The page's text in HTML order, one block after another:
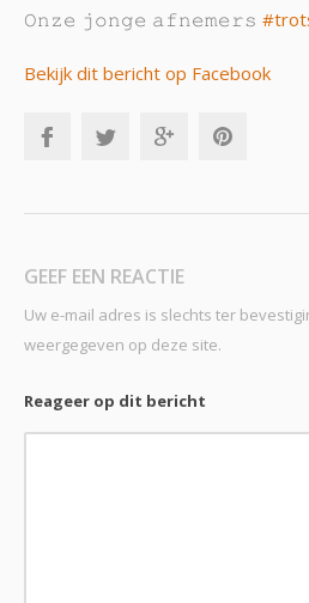
𝙾𝚗𝚣𝚎 𝚓𝚘𝚗𝚐𝚎 𝚊𝚏𝚗𝚎𝚖𝚎𝚛𝚜
Bekijk dit bericht op Facebook
GEEF EEN REACTIE
Uw e-mail adres is slechts ter
weergegeven op deze site.
Reageer op dit bericht